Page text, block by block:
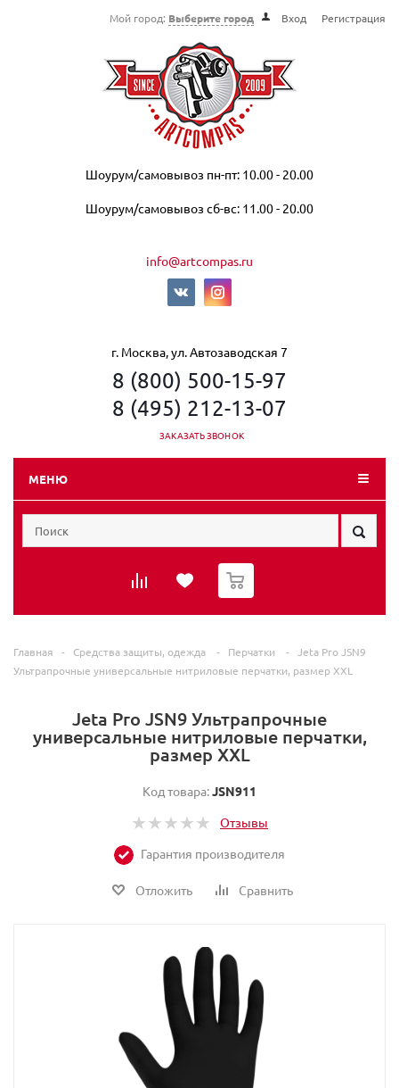
Мой город: Выберите город Вход Регистрация
Шоурум/самовывоз пн-пт: 10.00 - 20.00
Шоурум/самовывоз сб-вс: 11.00 - 20.00
info@artcompas.ru
г. Москва, ул. Автозаводская 7
8 (800) 500-15-97
8 (495) 212-13-07
ЗАКАЗАТЬ ЗВОНОК
МЕНЮ
0
Главная - Средства защиты, одежда - Перчатки -
Jeta Pro JSN9
Ультрапрочные универсальные нитриловые перчатки, размер XXL
Jeta Pro JSN9 Ультрапрочные
универсальные нитриловые перчатки,
размер XXL
Код товара:JSN911
Отзывы
Гарантия производителя
Отложить Сравнить